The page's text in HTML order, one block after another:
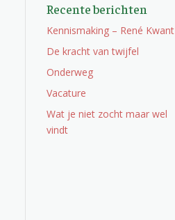
Recente berichten
Kennismaking – René Kwant
De kracht van twijfel
Onderweg
Vacature
Wat je niet zocht maar wel
vindt